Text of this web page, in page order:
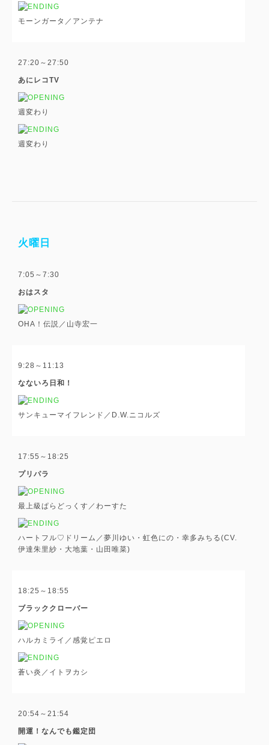
モーンガータ／アンテナ
27:20～27:50
あにレコTV
週変わり
週変わり
火曜日
7:05～7:30
おはスタ
OHA！伝説／山寺宏一
9:28～11:13
なないろ日和！
サンキューマイフレンド／D.W.ニコルズ
17:55～18:25
プリパラ
最上級ぱらどっくす／わーすた
ハートフル♡ドリーム／夢川ゆい・虹色にの・幸多みちる(CV.
伊達朱里紗・大地葉・山田唯菜)
18:25～18:55
ブラッククローバー
ハルカミライ／感覚ピエロ
蒼い炎／イトヲカシ
20:54～21:54
開運！なんでも鑑定団